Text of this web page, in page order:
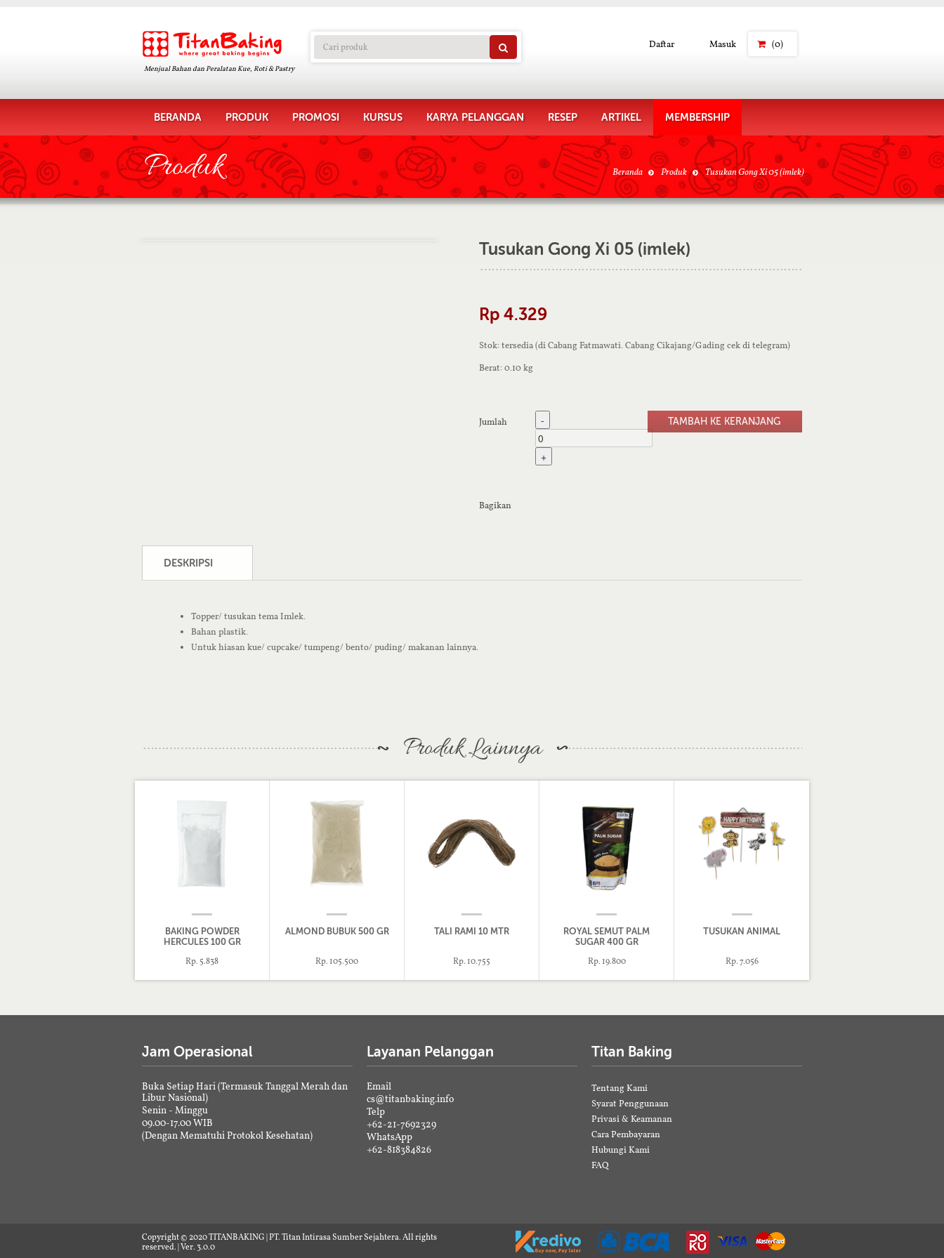
Menjual Bahan dan Peralatan Kue, Roti & Pastry
Daftar Masuk (0)
BERANDA PRODUK PROMOSI KURSUS KARYA PELANGGAN RESEP ARTIKEL MEMBERSHIP
Produk Beranda Produk Tusukan Gong Xi 05 (imlek)
Tusukan Gong Xi 05 (imlek)
Rp 4.329
Stok: tersedia (di Cabang Fatmawati. Cabang Cikajang/Gading cek di telegram)
Berat: 0.10 kg
Jumlah -
+
Bagikan
DESKRIPSI
Topper/ tusukan tema Imlek.
Bahan plastik.
Untuk hiasan kue/ cupcake/ tumpeng/ bento/ puding/ makanan lainnya.
Produk Lainnya
BAKING POWDER
HERCULES 100 GR
Rp. 5.838
ALMOND BUBUK 500 GR
Rp. 105.500
TALI RAMI 10 MTR
Rp. 10.755
ROYAL SEMUT PALM
SUGAR 400 GR
Rp. 19.800
TUSUKAN ANIMAL
Rp. 7.056
Jam Operasional
Buka Setiap Hari (Termasuk Tanggal Merah dan
Libur Nasional)
Senin - Minggu
09.00-17.00 WIB
(Dengan Mematuhi Protokol Kesehatan)
Layanan Pelanggan
Email
cs@titanbaking.info
Telp
+62-21-7692329
WhatsApp
+62-818384826
Titan Baking
Tentang Kami
Syarat Penggunaan
Privasi & Keamanan
Cara Pembayaran
Hubungi Kami
FAQ
Copyright © 2020 TITANBAKING | PT. Titan Intirasa Sumber Sejahtera. All rights
reserved. | Ver. 3.0.0